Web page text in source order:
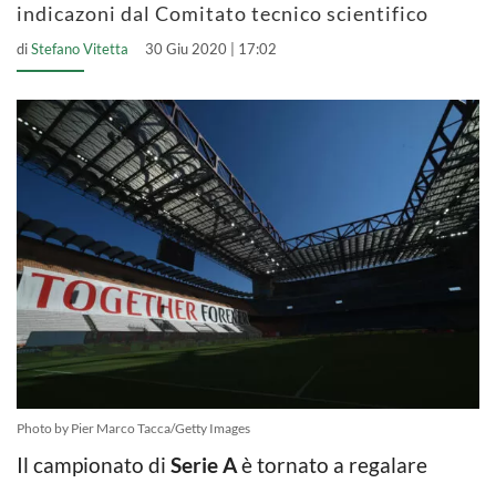
indicazoni dal Comitato tecnico scientifico
diStefano Vitetta 30 Giu 2020 | 17:02
Photo by Pier Marco Tacca/Getty Images
Il campionato di Serie Aè tornato a regalare